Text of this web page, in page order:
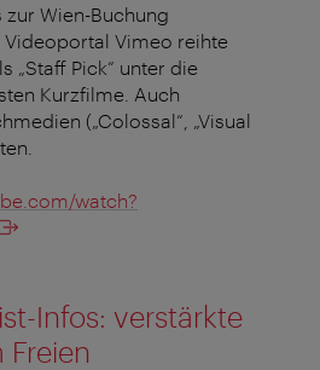
Wien-Buchung
Vimeo reihte
„Staff Pick“ unter die
Kurzfilme. Auch
(„Colossal“, „Visual
watch?
Infos: verstärkte